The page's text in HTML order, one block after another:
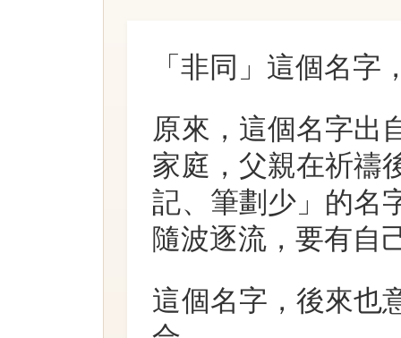
「非同」這個名字
原來，這個名字出
家庭，父親在祈禱
記、筆劃少」的
隨波逐流，要有自
這個名字，後來也